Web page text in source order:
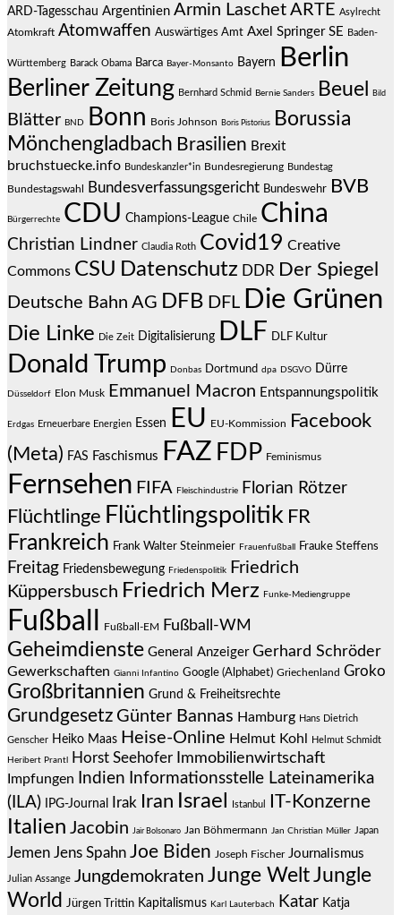
ARD-Tagesschau Argentinien Armin Laschet ARTE Asylrecht
Atomkraft Atomwaffen Auswärtiges Amt Axel Springer SE Baden-
Württemberg Barack Obama Barca Bayer-Monsanto Bayern Berlin
Berliner Zeitung Bernhard Schmid Bernie Sanders Beuel Bild
Blätter BND Bonn Boris Johnson Boris Pistorius
Borussia
Mönchengladbach Brasilien Brexit
bruchstuecke.info Bundeskanzler*in Bundesregierung Bundestag
Bundestagswahl Bundesverfassungsgericht Bundeswehr BVB
Bürgerrechte CDU Champions-League Chile China
Christian Lindner Claudia Roth Covid19 Creative
Commons CSU Datenschutz DDR Der Spiegel
Deutsche Bahn AG DFB DFL Die Grünen
Die Linke Die Zeit Digitalisierung DLF DLF Kultur
Donald Trump Donbas Dortmund dpa DSGVO Dürre
Düsseldorf Elon Musk Emmanuel Macron Entspannungspolitik
Erdgas Erneuerbare Energien Essen EU EU-Kommission
Facebook
(Meta) FAS Faschismus FAZ FDP Feminismus
Fernsehen FIFA Fleischindustrie Florian Rötzer
Flüchtlinge Flüchtlingspolitik FR
Frankreich Frank Walter Steinmeier Frauenfußball Frauke Steffens
Freitag Friedensbewegung Friedenspolitik
Friedrich
Küppersbusch Friedrich Merz Funke-Mediengruppe
Fußball Fußball-EM Fußball-WM
Geheimdienste General Anzeiger Gerhard Schröder
Gewerkschaften Gianni Infantino Google (Alphabet) Griechenland Groko
Großbritannien Grund & Freiheitsrechte
Grundgesetz Günter Bannas Hamburg Hans Dietrich
Genscher Heiko Maas Heise-Online Helmut Kohl Helmut Schmidt
Heribert Prantl Horst Seehofer Immobilienwirtschaft
Impfungen Indien Informationsstelle Lateinamerika
(ILA)
IPG-Journal Irak Iran Israel Istanbul IT-Konzerne
Italien Jacobin Jair Bolsonaro Jan Böhmermann Jan Christian Müller Japan
Jemen Jens Spahn Joe Biden Joseph Fischer Journalismus
Julian Assange Jungdemokraten Junge WeltJungle
World Jürgen Trittin Kapitalismus Karl Lauterbach Katar Katja